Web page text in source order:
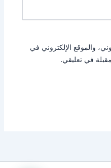
والموقع الإلكتروني في
في تعليقي.